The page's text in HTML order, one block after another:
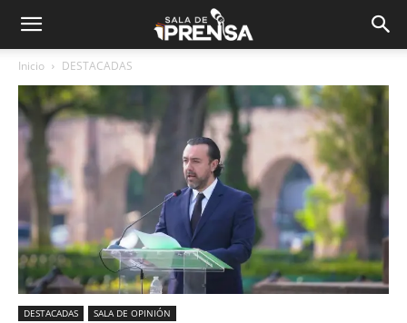
Inicio DESTACADAS
DESTACADAS SALA DE OPINIÓN